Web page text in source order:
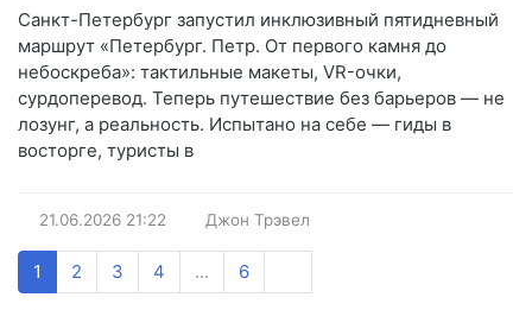
Санкт-Петербург запустил инклюзивный пятидневный
маршрут «Петербург. Петр. От первого камня до
небоскреба»: тактильные макеты, VR-очки,
сурдоперевод. Теперь путешествие без барьеров — не
лозунг, а реальность. Испытано на себе — гиды в
восторге, туристы в
21.06.2026 21:22 Джон Трэвел
1 2 3 4 ... 6